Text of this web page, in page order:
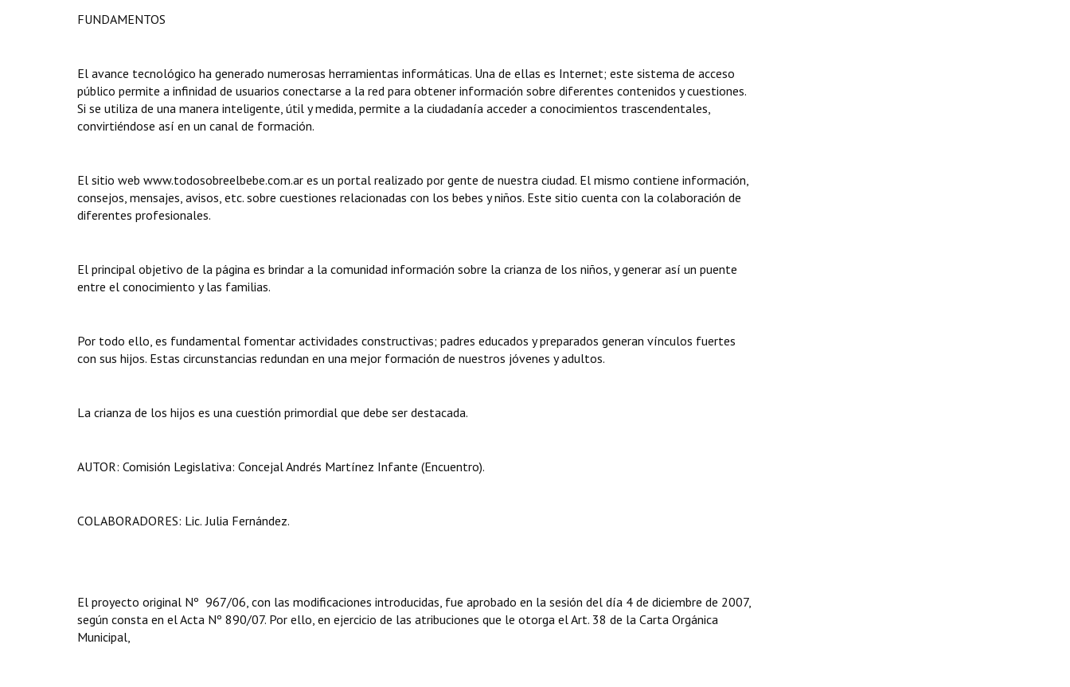
FUNDAMENTOS
El avance tecnológico ha generado numerosas herramientas informáticas. Una de ellas es Internet; este sistema de acceso
público permite a infinidad de usuarios conectarse a la red para obtener información sobre diferentes contenidos y cuestiones.
Si se utiliza de una manera inteligente, útil y medida, permite a la ciudadanía acceder a conocimientos trascendentales,
convirtiéndose así en un canal de formación.
El sitio web www.todosobreelbebe.com.ar es un portal realizado por gente de nuestra ciudad. El mismo contiene información,
consejos, mensajes, avisos, etc. sobre cuestiones relacionadas con los bebes y niños. Este sitio cuenta con la colaboración de
diferentes profesionales.
El principal objetivo de la página es brindar a la comunidad información sobre la crianza de los niños, y generar así un puente
entre el conocimiento y las familias.
Por todo ello, es fundamental fomentar actividades constructivas; padres educados y preparados generan vínculos fuertes
con sus hijos. Estas circunstancias redundan en una mejor formación de nuestros jóvenes y adultos.
La crianza de los hijos es una cuestión primordial que debe ser destacada.
AUTOR: Comisión Legislativa: Concejal Andrés Martínez Infante (Encuentro).
COLABORADORES: Lic. Julia Fernández.
El proyecto original Nº 967/06, con las modificaciones introducidas, fue aprobado en la sesión del día 4 de diciembre de 2007,
según consta en el Acta Nº 890/07. Por ello, en ejercicio de las atribuciones que le otorga el Art. 38 de la Carta Orgánica
Municipal,